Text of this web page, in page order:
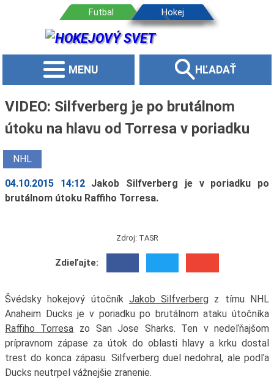
MENU HĽADAŤ
VIDEO: Silfverberg je po brutálnom
útoku na hlavu od Torresa v poriadku
NHL
04.10.2015 14:12 Jakob Silfverberg je v poriadku po
brutálnom útoku Raffiho Torresa.
Zdroj: TASR
Zdieľajte:
Švédsky hokejový útočník Jakob Silfverberg z tímu NHL
Anaheim Ducks je v poriadku po brutálnom ataku útočníka
Raffiho Torresa zo San Jose Sharks. Ten v nedeľňajšom
prípravnom zápase za útok do oblasti hlavy a krku dostal
trest do konca zápasu. Silfverberg duel nedohral, ale podľa
Ducks neutrpel vážnejšie zranenie.